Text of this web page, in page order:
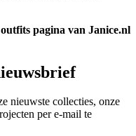
pagina van Janice.nl
nieuwste collecties, onze
per e-mail te